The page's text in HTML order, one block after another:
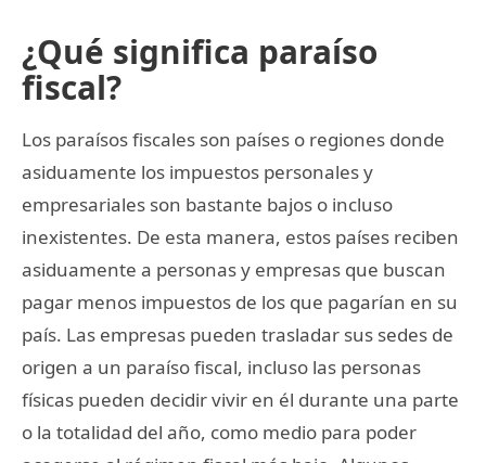
¿Qué significa paraíso
fiscal?
Los paraísos fiscales son países o regiones donde
asiduamente los impuestos personales y
empresariales son bastante bajos o incluso
inexistentes. De esta manera, estos países reciben
asiduamente a personas y empresas que buscan
pagar menos impuestos de los que pagarían en su
país. Las empresas pueden trasladar sus sedes de
origen a un paraíso fiscal, incluso las personas
físicas pueden decidir vivir en él durante una parte
o la totalidad del año, como medio para poder